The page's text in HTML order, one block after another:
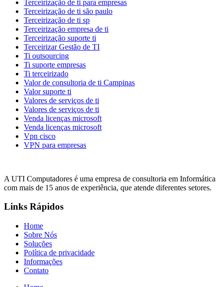
Terceirização de ti para empresas
Terceirização de ti são paulo
Terceirização de ti sp
Terceirização empresa de ti
Terceirização suporte ti
Terceirizar Gestão de TI
Ti outsourcing
Ti suporte empresas
Ti terceirizado
Valor de consultoria de ti Campinas
Valor suporte ti
Valores de serviços de ti
Valores de serviços de ti
Venda licenças microsoft
Venda licenças microsoft
Vpn cisco
VPN para empresas
A UTI Computadores é uma empresa de consultoria em Informática
com mais de 15 anos de experiência, que atende diferentes setores.
Links Rápidos
Home
Sobre Nós
Soluções
Política de privacidade
Informações
Contato